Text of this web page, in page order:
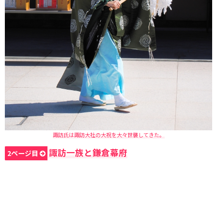
諏訪氏は諏訪大社の大祝を大々世襲してきた。
2ページ目 諏訪一族と鎌倉幕府